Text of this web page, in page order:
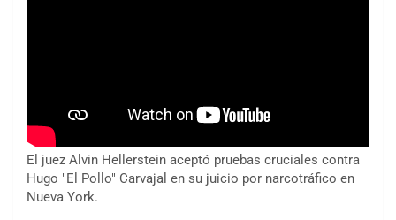
El juez Alvin Hellerstein aceptó pruebas cruciales contra
Hugo "El Pollo" Carvajal en su juicio por narcotráfico en
Nueva York.